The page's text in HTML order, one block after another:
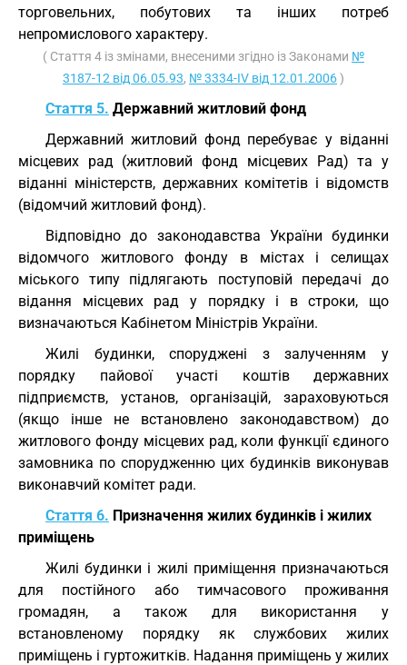
торговельних, побутових та інших потреб
непромислового характеру.
( Стаття 4 із змінами, внесеними згідно із Законами №
3187-12 від 06.05.93, № 3334-IV від 12.01.2006)
Стаття 5. Державний житловий фонд
Державний житловий фонд перебуває у віданні
місцевих рад (житловий фонд місцевих Рад) та у
віданні міністерств, державних комітетів і відомств
(відомчий житловий фонд).
Відповідно до законодавства України будинки
відомчого житлового фонду в містах і селищах
міського типу підлягають поступовій передачі до
відання місцевих рад у порядку і в строки, що
визначаються Кабінетом Міністрів України.
Жилі будинки, споруджені з залученням у
порядку пайової участі коштів державних
підприємств, установ, організацій, зараховуються
(якщо інше не встановлено законодавством) до
житлового фонду місцевих рад, коли функції єдиного
замовника по спорудженню цих будинків виконував
виконавчий комітет ради.
Стаття 6. Призначення жилих будинків і жилих
приміщень
Жилі будинки і жилі приміщення призначаються
для постійного або тимчасового проживання
громадян, а також для використання у
встановленому порядку як службових жилих
приміщень і гуртожитків. Надання приміщень у жилих